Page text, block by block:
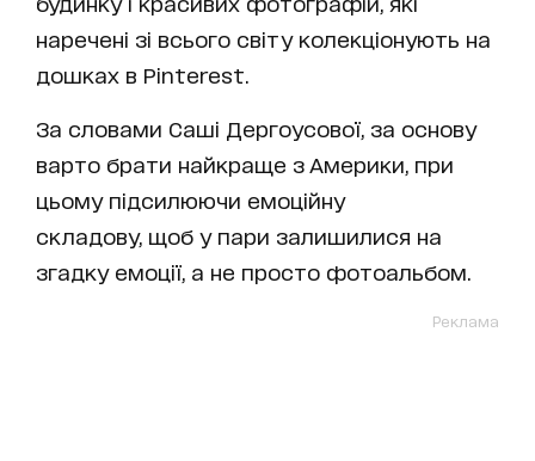
наречені зі всього світу колекціонують на
дошках в Pinterest.
За словами Саші Дергоусової, за основу
варто брати найкраще з Америки, при
цьому підсилюючи емоційну
складову, щоб у пари залишилися на
згадку емоції, а не просто фотоальбом.
Реклама